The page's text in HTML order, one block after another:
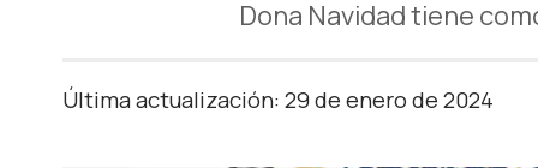
Dona Navidad tiene
Última actualización: 29 de enero de 2024